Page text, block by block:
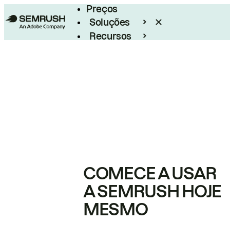
Preços
Soluções
Recursos
COMECE A USAR
A SEMRUSH HOJE
MESMO